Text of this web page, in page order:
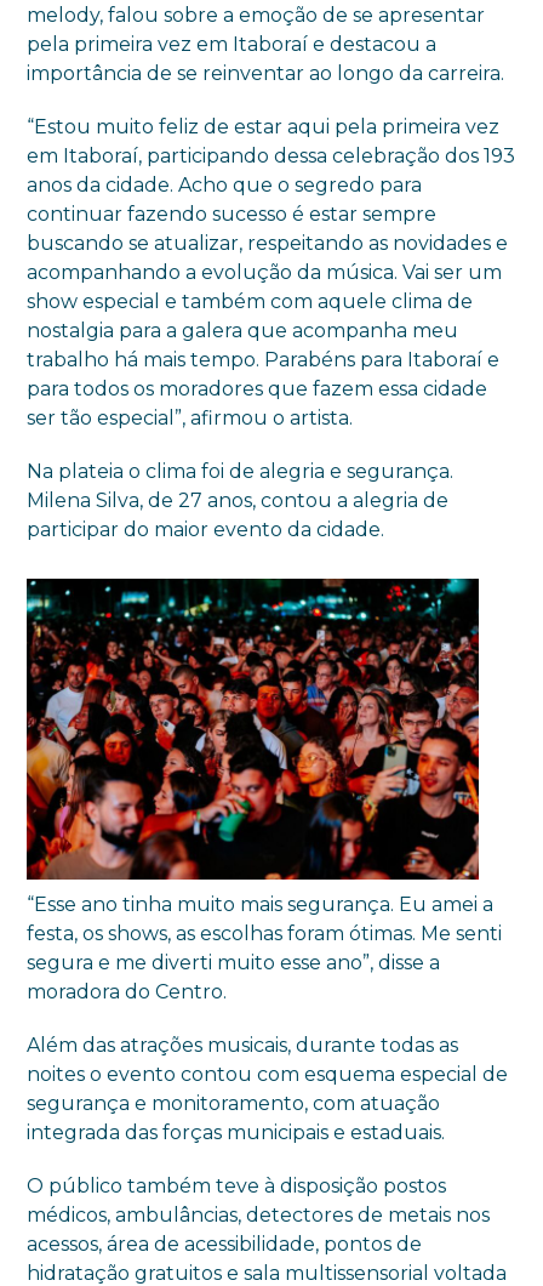
melody, falou sobre a emoção de se apresentar
pela primeira vez em Itaboraí e destacou a
importância de se reinventar ao longo da carreira.
“Estou muito feliz de estar aqui pela primeira vez
em Itaboraí, participando dessa celebração dos 193
anos da cidade. Acho que o segredo para
continuar fazendo sucesso é estar sempre
buscando se atualizar, respeitando as novidades e
acompanhando a evolução da música. Vai ser um
show especial e também com aquele clima de
nostalgia para a galera que acompanha meu
trabalho há mais tempo. Parabéns para Itaboraí e
para todos os moradores que fazem essa cidade
ser tão especial”, afirmou o artista.
Na plateia o clima foi de alegria e segurança.
Milena Silva, de 27 anos, contou a alegria de
participar do maior evento da cidade.
“Esse ano tinha muito mais segurança. Eu amei a
festa, os shows, as escolhas foram ótimas. Me senti
segura e me diverti muito esse ano”, disse a
moradora do Centro.
Além das atrações musicais, durante todas as
noites o evento contou com esquema especial de
segurança e monitoramento, com atuação
integrada das forças municipais e estaduais.
O público também teve à disposição postos
médicos, ambulâncias, detectores de metais nos
acessos, área de acessibilidade, pontos de
hidratação gratuitos e sala multissensorial voltada